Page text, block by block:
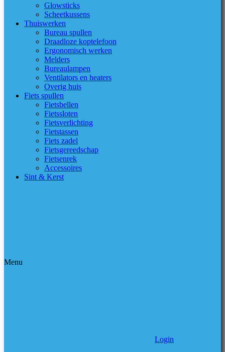
Glowsticks
Scheetkussens
Thuiswerken
Bureau spullen
Draadloze koptelefoon
Ergonomisch werken
Melders
Bureaulampen
Ventilators en heaters
Overig huis
Fiets spullen
Fietsbellen
Fietssloten
Fietsverlichting
Fietstassen
Fiets zadel
Fietsgereedschap
Fietsenrek
Accessoires
Sint & Kerst
Menu
Login